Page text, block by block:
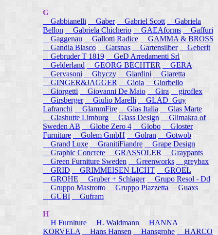
G
Gabbianelli
Gaber Gabriel Scott
Gabriela
Bellon
Gabriela Chicherio GAEAforms
Gaffuri
Gaggenau
Gallotti Radice
GAMMA & BROSS
Gandia Blasco
Garsnas Gartensilber
Geberit
Gebruder T 1819
GeD Arredamenti Srl
Gelderland
GEORG BECHTER
GERA
Gervasoni
Ghyczy Giardini
Giaretta
GINGER&JAGGER
Gioia
Giorbello
Giorgetti
Giovanni De Maio Gira
giroflex
Girsberger
Giulio Marelli
GLAD_Guy
Lafranchi
GlammFire Glas Italia
Glas Marte
Glashutte Limburg
Glass Design
Glimakra of
Sweden AB
Globe Zero 4 Globo
Gloster
Furniture
Golem GmbH Golran
Gotwob
Grand Luxe
GranitiFiandre
Grape Design
Graphic Concrete
GRASSOLER
Graypants
Green Furniture Sweden
Greenworks
greybax
GRID
GRIMMEISEN LICHT
GROEL
GROHE
Gruber + Schlager
Grupo Resol - Dd
Gruppo Mastrotto
Gruppo Piazzetta
Guaxs
GUBI
Gufram
H
H Furniture
H. Waldmann
HANNA
KORVELA
Hans Hansen Hansgrohe HARCO